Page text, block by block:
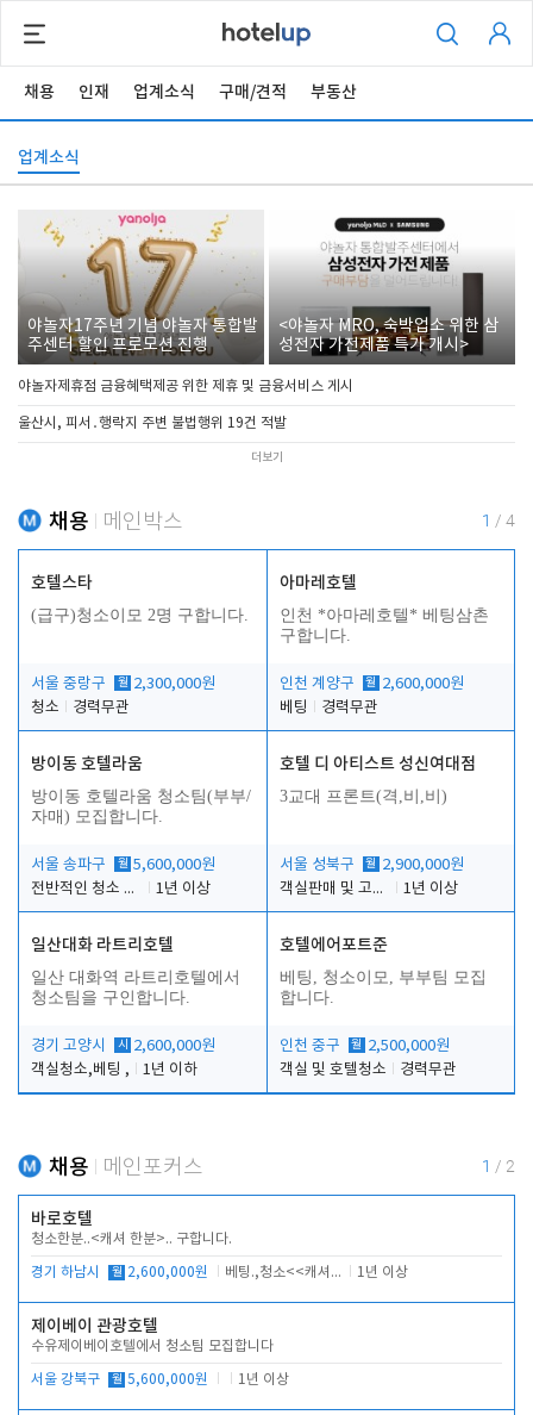
채용 인재 업계소식 구매/견적 부동산
업계소식
야놀자17주년 기념 야놀자 통합발
주센터 할인 프로모션 진행
<야놀자 MRO, 숙박업소 위한 삼
성전자 가전제품 특가 개시>
야놀자제휴점 금융혜택제공 위한 제휴 및 금융서비스 게시
울산시, 피서․행락지 주변 불법행위 19건 적발
더보기
채용 메인박스 1 / 4
호텔스타
(급구)청소이모 2명 구합니다.
서울 중랑구 월 2,300,000원
청소
경력무관
아마레호텔
인천 *아마레호텔* 베팅삼촌
구합니다.
인천 계양구 월 2,600,000원
베팅
경력무관
방이동 호텔라움
방이동 호텔라움 청소팀(부부/
자매) 모집합니다.
서울 송파구 월 5,600,000원
전반적인 청소 업무(객실청소.객실정리)
1년 이상
호텔 디 아티스트 성신여대점
3교대 프론트(격,비,비)
서울 성북구 월 2,900,000원
객실판매 및 고객응대
1년 이상
일산대화 라트리호텔
일산 대화역 라트리호텔에서
청소팀을 구인합니다.
경기 고양시 시
2,600,000원
객실청소,베팅 ,
1년 이하
호텔에어포트준
베팅, 청소이모, 부부팀 모집
합니다.
인천 중구 월 2,500,000원
객실 및 호텔청소
경력무관
채용 메인포커스 1 / 2
바로호텔
청소한분..<캐셔 한분>.. 구합니다.
경기 하남시 월 2,600,000원 베팅.,청소<<캐셔 모셔봅니다. 1년 이상
제이베이 관광호텔
수유제이베이호텔에서 청소팀 모집합니다
서울 강북구 월 5,600,000원 1년 이상